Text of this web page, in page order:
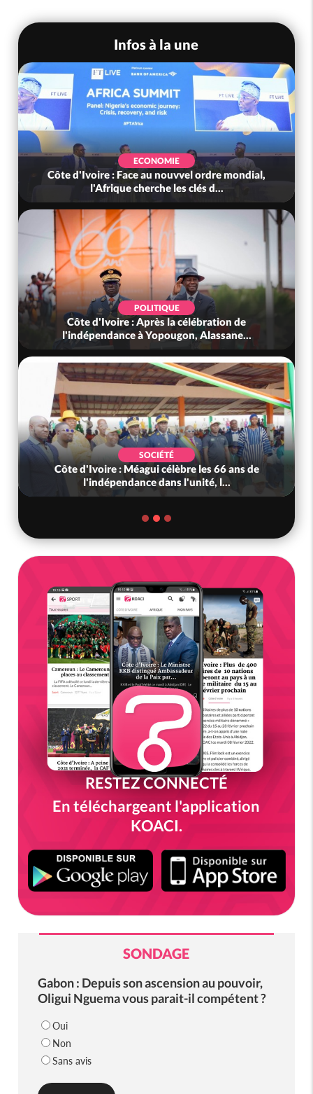
Infos à la une
ECONOMIE
Côte d'Ivoire : Face au nouvvel ordre mondial,
l'Afrique cherche les clés d...
POLITIQUE
Côte d'Ivoire : Après la célébration de
l'indépendance à Yopougon, Alassane...
SOCIÉTÉ
Côte d'Ivoire : Méagui célèbre les 66 ans de
l'indépendance dans l'unité, l...
RESTEZ CONNECTÉ
En téléchargeant l'application
KOACI.
SONDAGE
Gabon : Depuis son ascension au pouvoir,
Oligui Nguema vous parait-il compétent ?
Oui
Non
Sans avis